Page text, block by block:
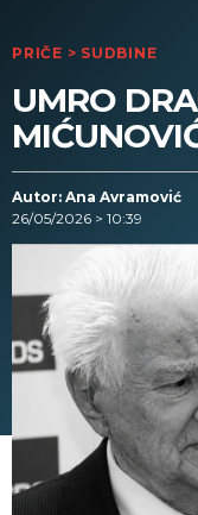
PRIČE > SUDBINE
UMRO
Autor: Ana Avramović
26/05/2026 > 10:39